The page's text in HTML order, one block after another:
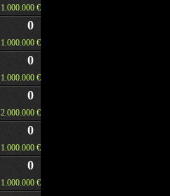
1.000.000 €
0
1.000.000 €
0
1.000.000 €
0
2.000.000 €
0
1.000.000 €
0
1.000.000 €